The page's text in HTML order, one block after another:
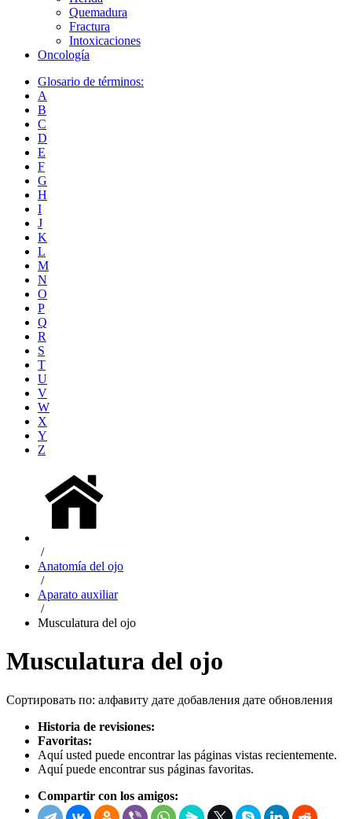
Quemadura
Fractura
Intoxicaciones
Oncología
Glosario de términos:
A
B
C
D
E
F
G
H
I
J
K
L
M
N
O
P
Q
R
S
T
U
V
W
X
Y
Z
/
Anatomía del ojo
/
Aparato auxiliar
/
Musculatura del ojo
Musculatura del ojo
Сортировать по: алфавиту дате добавления дате обновления
Historia de revisiones:
Favoritas:
Aquí usted puede encontrar las páginas vistas recientemente.
Aquí puede encontrar sus páginas favoritas.
Compartir con los amigos: